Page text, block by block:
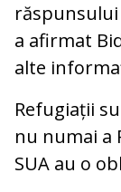
a afirmat
alte
Refugiații
nu numai a
SUA au o